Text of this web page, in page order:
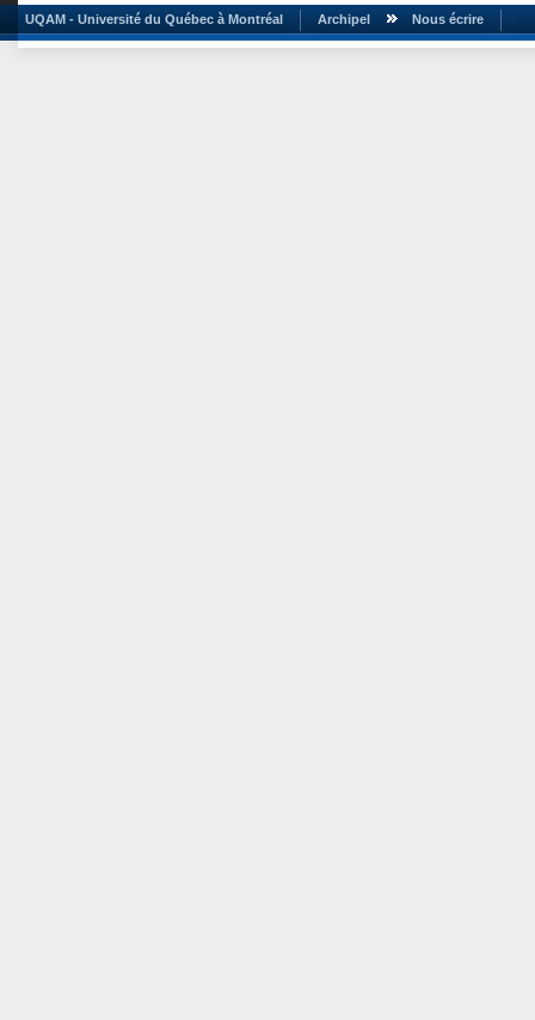
UQAM - Université du Québec à Montréal Archipel Nous écrire